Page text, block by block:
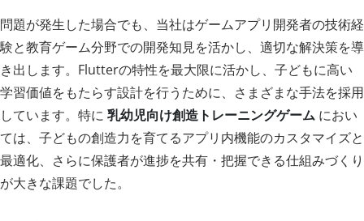
問題が発生した場合でも、当社はゲームアプリ開発者の技術経
験と教育ゲーム分野での開発知見を活かし、適切な解決策を導
き出します。Flutterの特性を最大限に活かし、子どもに高い
学習価値をもたらす設計を行うために、さまざまな手法を採用
しています。特に 乳幼児向け創造トレーニングゲーム におい
ては、子どもの創造力を育てるアプリ内機能のカスタマイズと
最適化、さらに保護者が進捗を共有・把握できる仕組みづくり
が大きな課題でした。